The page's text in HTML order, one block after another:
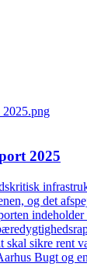
2025
og det
indeholder
sikre rent
Bugt og